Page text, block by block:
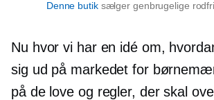
Denne butiksælger genbrugelige
Nu hvor vi har en idé om,
sig ud på markedet for
på de love og regler, der skal